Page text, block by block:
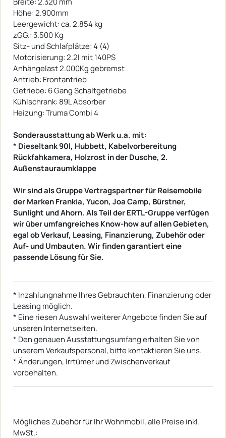
Höhe: 2.900mm
Leergewicht: ca. 2.854 kg
zGG.: 3.500 Kg
Sitz- und Schlafplätze: 4 (4)
Motorisierung: 2.2l mit 140PS
Anhängelast 2.000Kg gebremst
Antrieb: Frontantrieb
Getriebe: 6 Gang Schaltgetriebe
Kühlschrank: 89L Absorber
Heizung: Truma Combi 4
Sonderausstattung ab Werk u.a. mit:
* Dieseltank 90l, Hubbett, Kabelvorbereitung
Rückfahkamera, Holzrost in der Dusche, 2.
Außenstauraumklappe
Wir sind als Gruppe Vertragspartner für Reisemobile
der Marken Frankia, Yucon, Joa Camp, Bürstner,
Sunlight und Ahorn. Als Teil der ERTL-Gruppe verfügen
wir über umfangreiches Know-how auf allen Gebieten,
egal ob Verkauf, Leasing, Finanzierung, Zubehör oder
Auf- und Umbauten. Wir finden garantiert eine
passende Lösung für Sie.
* Inzahlungnahme Ihres Gebrauchten, Finanzierung oder
Leasing möglich.
* Eine riesen Auswahl weiterer Angebote finden Sie auf
unseren Internetseiten.
* Den genauen Ausstattungsumfang erhalten Sie von
unserem Verkaufspersonal, bitte kontaktieren Sie uns.
* Änderungen, Irrtümer und Zwischenverkauf
vorbehalten.
Mögliches Zubehör für Ihr Wohnmobil, alle Preise inkl.
MwSt.: